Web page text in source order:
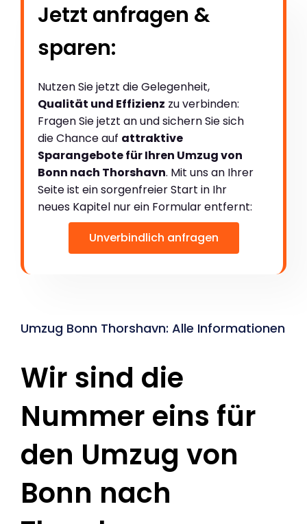
Jetzt anfragen &
sparen:
Nutzen Sie jetzt die Gelegenheit,
Qualität und Effizienz zu verbinden:
Fragen Sie jetzt an und sichern Sie sich
die Chance auf attraktive
Sparangebote für Ihren Umzug von
Bonn nach Thorshavn. Mit uns an Ihrer
Seite ist ein sorgenfreier Start in Ihr
neues Kapitel nur ein Formular entfernt:
Unverbindlich anfragen
Umzug Bonn Thorshavn: Alle Informationen
Wir sind die
Nummer eins für
den Umzug von
Bonn nach